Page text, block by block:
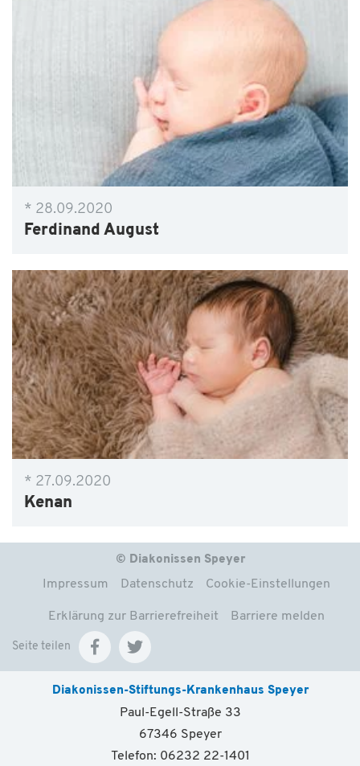
* 28.09.2020
Ferdinand August
* 27.09.2020
Kenan
© Diakonissen Speyer
Impressum Datenschutz Cookie-Einstellungen
Erklärung zur Barrierefreiheit Barriere melden
Seite teilen
Diakonissen-Stiftungs-Krankenhaus Speyer
Paul-Egell-Straße 33
67346 Speyer
Telefon: 06232 22-1401